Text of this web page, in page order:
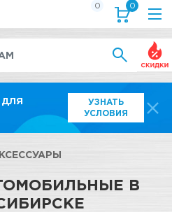
УЗНАТЬ
УСЛОВИЯ
0 0
В